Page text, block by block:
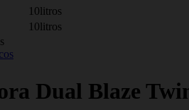
10litros
10litros
Dual Blaze